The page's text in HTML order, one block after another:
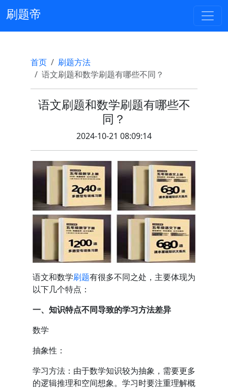
刷题帝
首页
刷题方法
语文刷题和数学刷题有哪些不同？
语文刷题和数学刷题有哪些不
同？
2024-10-21 08:09:14
语文和数学刷题有很多不同之处，主要体现为
以下几个特点：
一、知识特点不同导致的学习方法差异
数学
抽象性：
学习方法：由于数学知识较为抽象，需要更多
的逻辑推理和空间想象。学习时要注重理解概